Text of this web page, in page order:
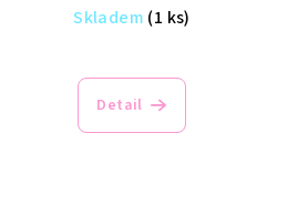
Skladem (1 ks)
Detail